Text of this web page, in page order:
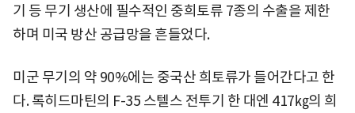
기 등 무기 생산에 필수적인 중희토류 7종의 수출을 제한
하며 미국 방산 공급망을 흔들었다.
미군 무기의 약 90%에는 중국산 희토류가 들어간다고 한
다. 록히드마틴의 F-35 스텔스 전투기 한 대엔 417㎏의 희